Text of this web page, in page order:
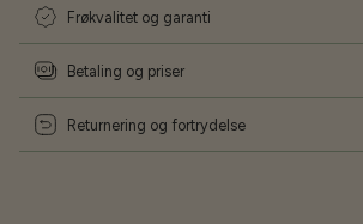
Frøkvalitet og garanti
Betaling og priser
Returnering og fortrydelse